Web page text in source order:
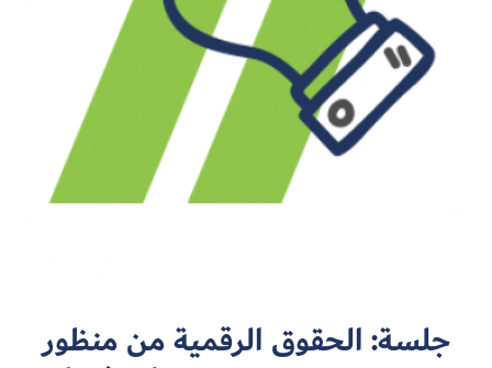
جلسة: الحقوق الرقمية من منظور